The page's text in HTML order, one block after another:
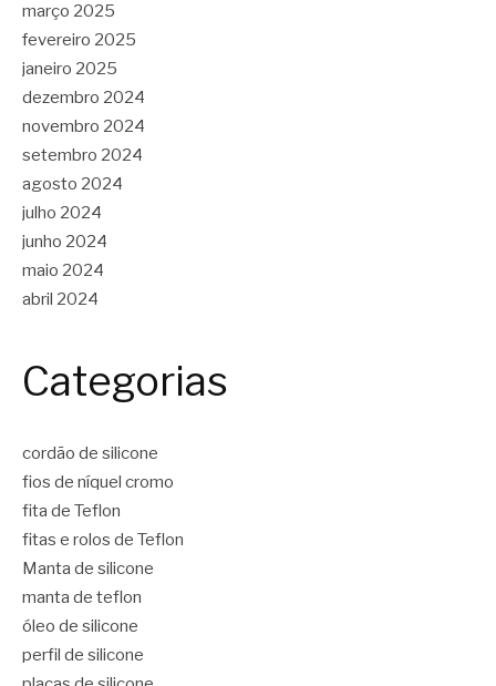
março 2025
fevereiro 2025
janeiro 2025
dezembro 2024
novembro 2024
setembro 2024
agosto 2024
julho 2024
junho 2024
maio 2024
abril 2024
Categorias
cordão de silicone
fios de níquel cromo
fita de Teflon
fitas e rolos de Teflon
Manta de silicone
manta de teflon
óleo de silicone
perfil de silicone